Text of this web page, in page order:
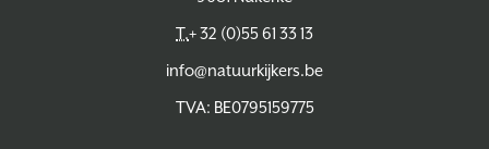
T.+ 32 (0)55 61 33 13
info@natuurkijkers.be
TVA: BE0795159775